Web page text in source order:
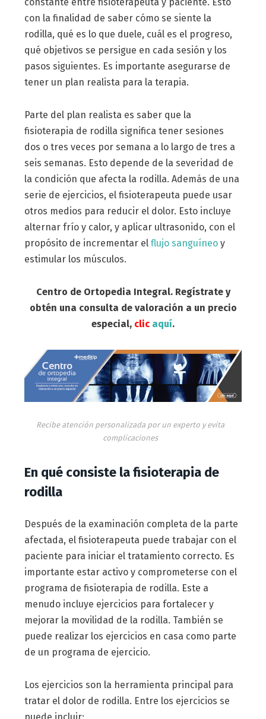
constante entre fisioterapeuta y paciente. Esto
con la finalidad de saber cómo se siente la
rodilla, qué es lo que duele, cuál es el progreso,
qué objetivos se persigue en cada sesión y los
pasos siguientes. Es importante asegurarse de
tener un plan realista para la terapia.
Parte del plan realista es saber que la
fisioterapia de rodilla significa tener sesiones
dos o tres veces por semana a lo largo de tres a
seis semanas. Esto depende de la severidad de
la condición que afecta la rodilla. Además de una
serie de ejercicios, el fisioterapeuta puede usar
otros medios para reducir el dolor. Esto incluye
alternar frío y calor, y aplicar ultrasonido, con el
propósito de incrementar el flujo sanguíneoy
estimular los músculos.
Centro de Ortopedia Integral. Regístrate y
obtén una consulta de valoración a un precio
especial, clic aquí.
Recibe atención personalizada por un experto y evita
complicaciones
En qué consiste la fisioterapia de
rodilla
Después de la examinación completa de la parte
afectada, el fisioterapeuta puede trabajar con el
paciente para iniciar el tratamiento correcto. Es
importante estar activo y comprometerse con el
programa de fisioterapia de rodilla. Este a
menudo incluye ejercicios para fortalecer y
mejorar la movilidad de la rodilla. También se
puede realizar los ejercicios en casa como parte
de un programa de ejercicio.
Los ejercicios son la herramienta principal para
tratar el dolor de rodilla. Entre los ejercicios se